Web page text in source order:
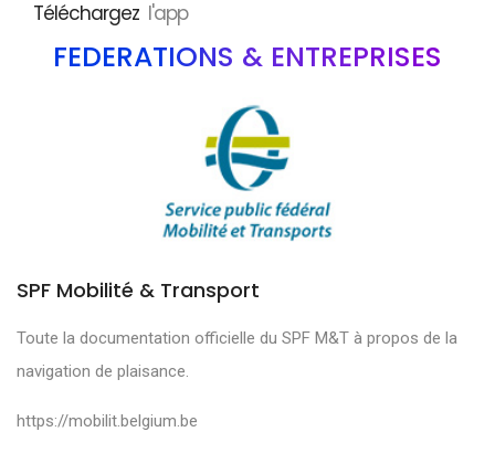
Téléchargez l'app
SPF Mobilité & Transport
Toute la documentation officielle du SPF M&T à propos de la
navigation de plaisance.
https://mobilit.belgium.be
FÉDÉRATIONS & ENTREPRISES